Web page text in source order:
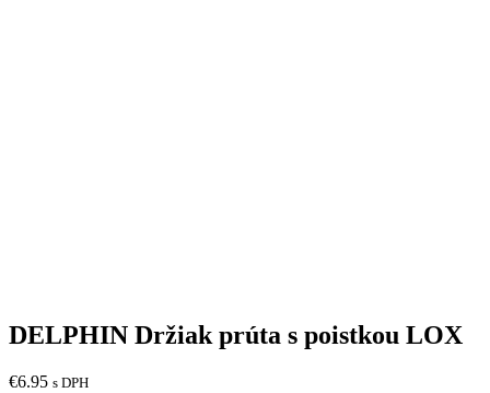
DELPHIN Držiak prúta s poistkou LOX
€6.95 s DPH